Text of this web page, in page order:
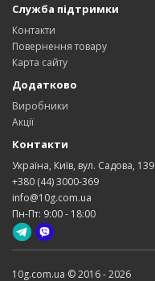
Служба підтримки
Контакти
Повернення товару
Карта сайту
Додатково
Виробники
Акції
Контакти
Україна, Київ, вул. Садова, 139
+380 (44) 3000-369
info@10g.com.ua
Пн-Пт: 9:00 - 18:00
10g.com.ua © 2016 - 2026